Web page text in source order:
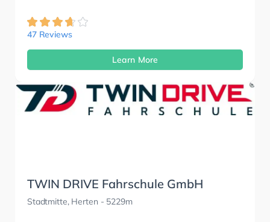
47 Reviews
Learn More
TWIN DRIVE Fahrschule GmbH
Stadtmitte, Herten - 5229m